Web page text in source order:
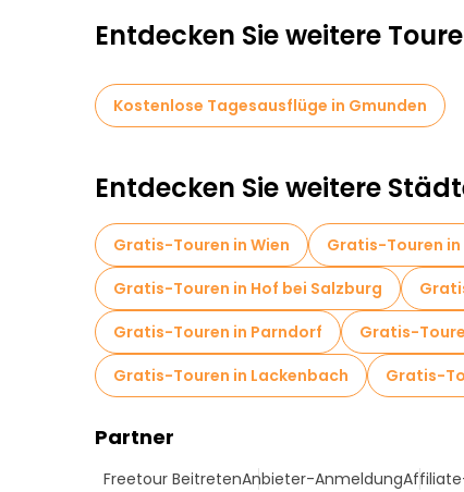
Entdecken Sie weitere
Kostenlose Tagesausflüge in Gmunden
Entdecken Sie weitere
Gratis-Touren in Wien Gratis-Touren in
Gratis-Touren in Hof bei Salzburg
Gratis-Touren in Parndorf
Gratis-
Gratis-Touren in Lackenbach
Gratis-
Partner
Freetour BeitretenAnbieter-Anmeldung